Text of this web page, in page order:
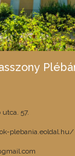
57.
plebania.eoldal.hu/